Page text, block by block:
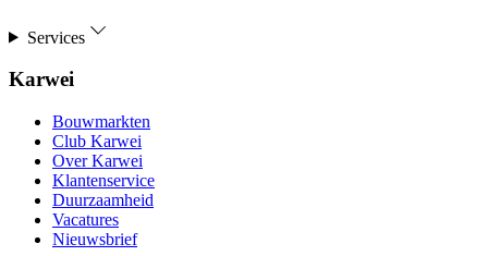
Services
Karwei
Bouwmarkten
Club Karwei
Over Karwei
Klantenservice
Duurzaamheid
Vacatures
Nieuwsbrief